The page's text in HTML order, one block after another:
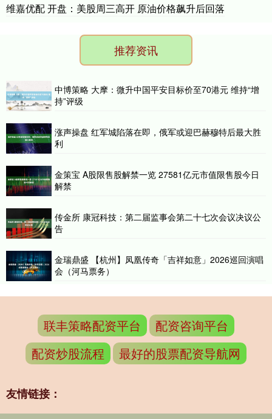
维嘉优配 开盘：美股周三高开 原油价格飙升后回落
推荐资讯
中博策略 大摩：微升中国平安目标价至70港元 维持“增
持”评级
涨声操盘 红军城陷落在即，俄军或迎巴赫穆特后最大胜
利
金策宝 A股限售股解禁一览 27581亿元市值限售股今日
解禁
传金所 康冠科技：第二届监事会第二十七次会议决议公
告
金瑞鼎盛 【杭州】凤凰传奇「吉祥如意」2026巡回演唱
会（河马票务）
联丰策略配资平台
配资咨询平台
配资炒股流程
最好的股票配资导航网
友情链接：